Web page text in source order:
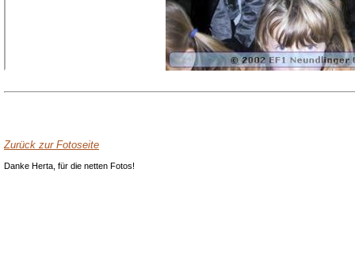
Zurück zur Fotoseite
Danke Herta, für die netten Fotos!